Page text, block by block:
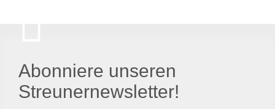
Abonniere unseren
Streunernewsletter!